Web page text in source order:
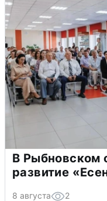
В Рыбновском
развитие
8 августа 2